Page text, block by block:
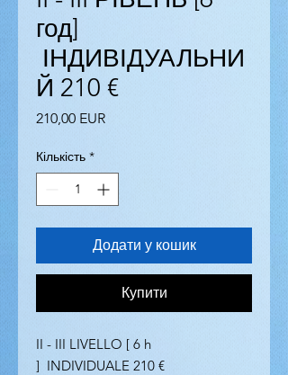
год]
ІНДИВІДУАЛЬНИ
Й 210 €
210,00 EURЦіна
Кількість *
Додати у кошик
Купити
II - III LIVELLO [ 6 h
] INDIVIDUALE 210 €